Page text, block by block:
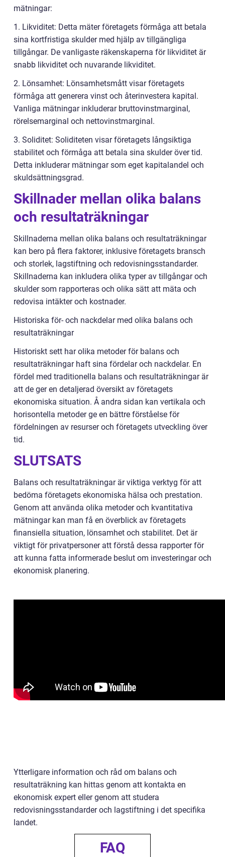
mätningar:
1. Likviditet: Detta mäter företagets förmåga att betala
sina kortfristiga skulder med hjälp av tillgängliga
tillgångar. De vanligaste räkenskaperna för likviditet är
snabb likviditet och nuvarande likviditet.
2. Lönsamhet: Lönsamhetsmått visar företagets
förmåga att generera vinst och återinvestera kapital.
Vanliga mätningar inkluderar bruttovinstmarginal,
rörelsemarginal och nettovinstmarginal.
3. Soliditet: Soliditeten visar företagets långsiktiga
stabilitet och förmåga att betala sina skulder över tid.
Detta inkluderar mätningar som eget kapitalandel och
skuldsättningsgrad.
Skillnader mellan olika balans
och resultaträkningar
Skillnaderna mellan olika balans och resultaträkningar
kan bero på flera faktorer, inklusive företagets bransch
och storlek, lagstiftning och redovisningsstandarder.
Skillnaderna kan inkludera olika typer av tillgångar och
skulder som rapporteras och olika sätt att mäta och
redovisa intäkter och kostnader.
Historiska för- och nackdelar med olika balans och
resultaträkningar
Historiskt sett har olika metoder för balans och
resultaträkningar haft sina fördelar och nackdelar. En
fördel med traditionella balans och resultaträkningar är
att de ger en detaljerad översikt av företagets
ekonomiska situation. Å andra sidan kan vertikala och
horisontella metoder ge en bättre förståelse för
fördelningen av resurser och företagets utveckling över
tid.
SLUTSATS
Balans och resultaträkningar är viktiga verktyg för att
bedöma företagets ekonomiska hälsa och prestation.
Genom att använda olika metoder och kvantitativa
mätningar kan man få en överblick av företagets
finansiella situation, lönsamhet och stabilitet. Det är
viktigt för privatpersoner att förstå dessa rapporter för
att kunna fatta informerade beslut om investeringar och
ekonomisk planering.
Ytterligare information och råd om balans och
resultaträkning kan hittas genom att kontakta en
ekonomisk expert eller genom att studera
redovisningsstandarder och lagstiftning i det specifika
landet.
FAQ